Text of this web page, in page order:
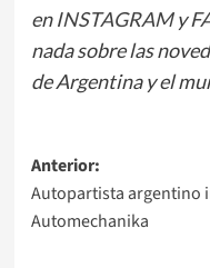
enINSTAGRAMy
nada sobre las
de Argentina y el
Navegación
de
entradas
Anterior:
Autopartista argentino
Automechanika